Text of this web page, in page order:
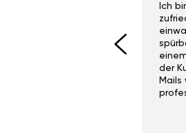
Ich
der
Mails